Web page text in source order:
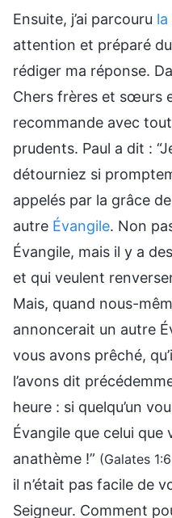
Ensuite, j’ai parcouru la
attention et préparé
rédiger ma réponse.
Chers frères et sœurs
recommande avec
prudents. Paul a dit :
détourniez si
appelés par la grâce
autre Évangile. Non
Évangile, mais il y a
et qui veulent
Mais, quand nous-
annoncerait un autre
vous avons prêché,
l’avons dit
heure : si quelqu’un
Évangile que celui que
anathème !” (Galates
il n’était pas facile de
Seigneur. Comment